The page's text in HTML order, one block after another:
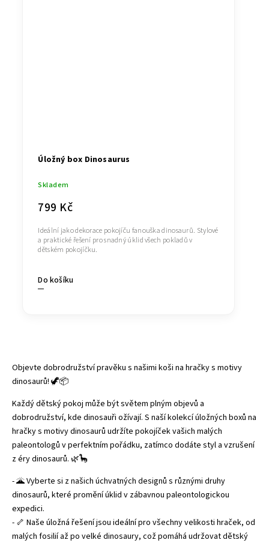
Úložný box Dinosaurus
Skladem
799 Kč
Do košíku
Ideální jako dekorace pokojíču fanouška dinosaurů. Stylové
a praktické řešení pro snadný úklid všech pokladů v
dětském pokojíčku.
Objevte dobrodružství pravěku s našimi koši na hračky s motivy
dinosaurů! 🦖📦
Každý dětský pokoj může být světem plným objevů a
dobrodružství, kde dinosauři ožívají. S naší kolekcí úložných boxů na
hračky s motivy dinosaurů udržíte pokojíček vašich malých
paleontologů v perfektním pořádku, zatímco dodáte styl a vzrušení
z éry dinosaurů. 🌿🦕
- 🌋 Vyberte si z našich úchvatných designů s různými druhy
dinosaurů, které promění úklid v zábavnou paleontologickou
expedici.
- 🦴 Naše úložná řešení jsou ideální pro všechny velikosti hraček, od
malých fosilií až po velké dinosaury, což pomáhá udržovat dětský